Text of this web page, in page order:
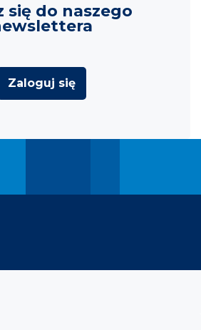
się do naszego
Zaloguj się